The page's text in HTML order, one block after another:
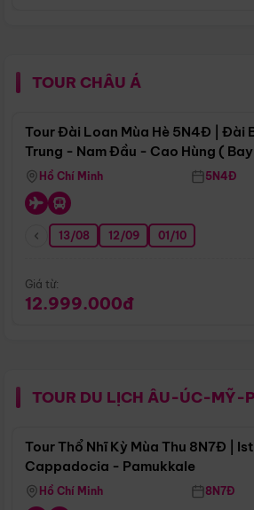
TOUR CHÂU Á
Tour Đài Loan Mùa Hè 5N4Đ | Đài
Trung - Nam Đầu - Cao Hùng (
Hồ Chí Minh 5N4Đ
13/08 12/09 01/10
Giá từ:
12.999.000đ
TOUR DU LỊCH ÂU-ÚC-MỸ-
Tour Thổ Nhĩ Kỳ Mùa Thu 8N7Đ |
Cappadocia - Pamukkale
Hồ Chí Minh 8N7Đ